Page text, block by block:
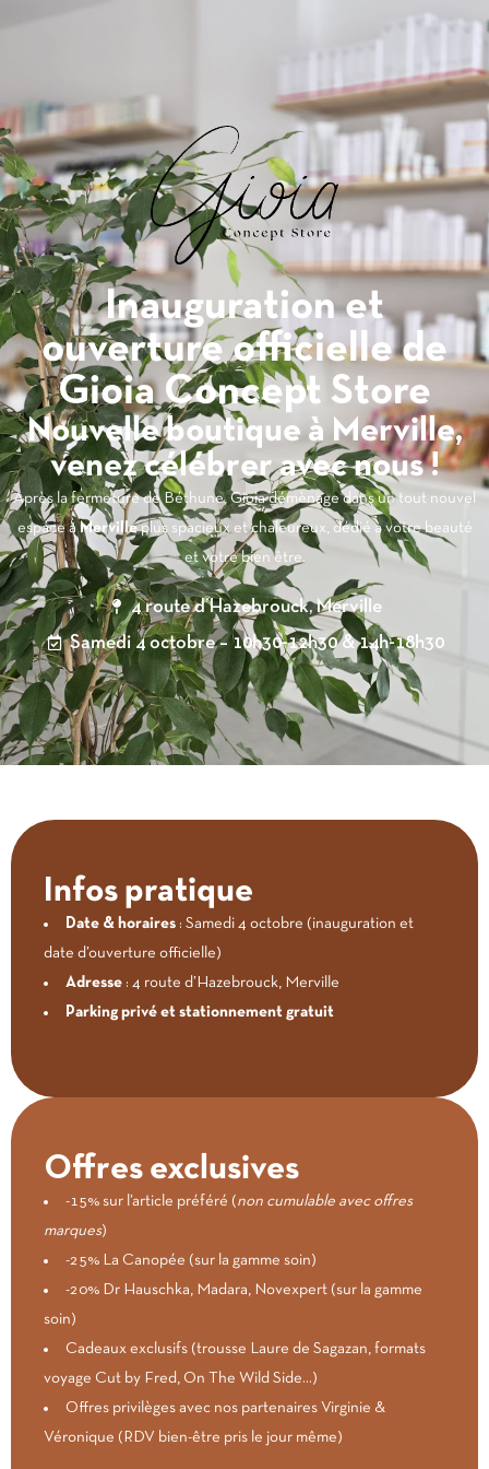
Inauguration et
ouverture officielle de
Gioia Concept Store
Nouvelle boutique à Merville,
venez célébrer avec nous !
Après la fermeture de Béthune, Gioia démènage dans un tout nouvel
espace àMervilleplus spacieux et chaleureux, dédié à votre beauté
et votre bien être.
4 route d’Hazebrouck, Merville
Samedi 4 octobre – 10h30-12h30 & 14h-18h30
Infos pratique
Date & horaires : Samedi 4 octobre (inauguration et
date d’ouverture officielle)
Adresse : 4 route d’Hazebrouck, Merville
Parking privé et stationnement gratuit
Offres exclusives
-15% sur l’article préféré (non cumulable avec offres
marques)
-25% La Canopée (sur la gamme soin)
-20% Dr Hauschka, Madara, Novexpert (sur la gamme
soin)
Cadeaux exclusifs (trousse Laure de Sagazan, formats
voyage Cut by Fred, On The Wild Side…)
Offres privilèges avec nos partenaires Virginie &
Véronique (RDV bien-être pris le jour même)